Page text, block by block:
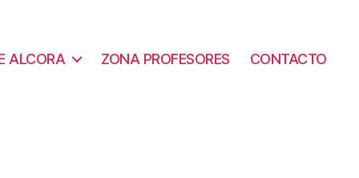
ALCORA ZONA PROFESORES CONTACTO